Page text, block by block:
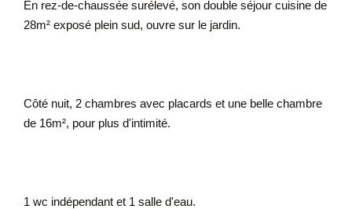
En rez-de-chaussée surélevé, son double séjour cuisine de
28m² exposé plein sud, ouvre sur le jardin.
Côté nuit, 2 chambres avec placards et une belle chambre
de 16m², pour plus d'intimité.
1 wc indépendant et 1 salle d'eau.